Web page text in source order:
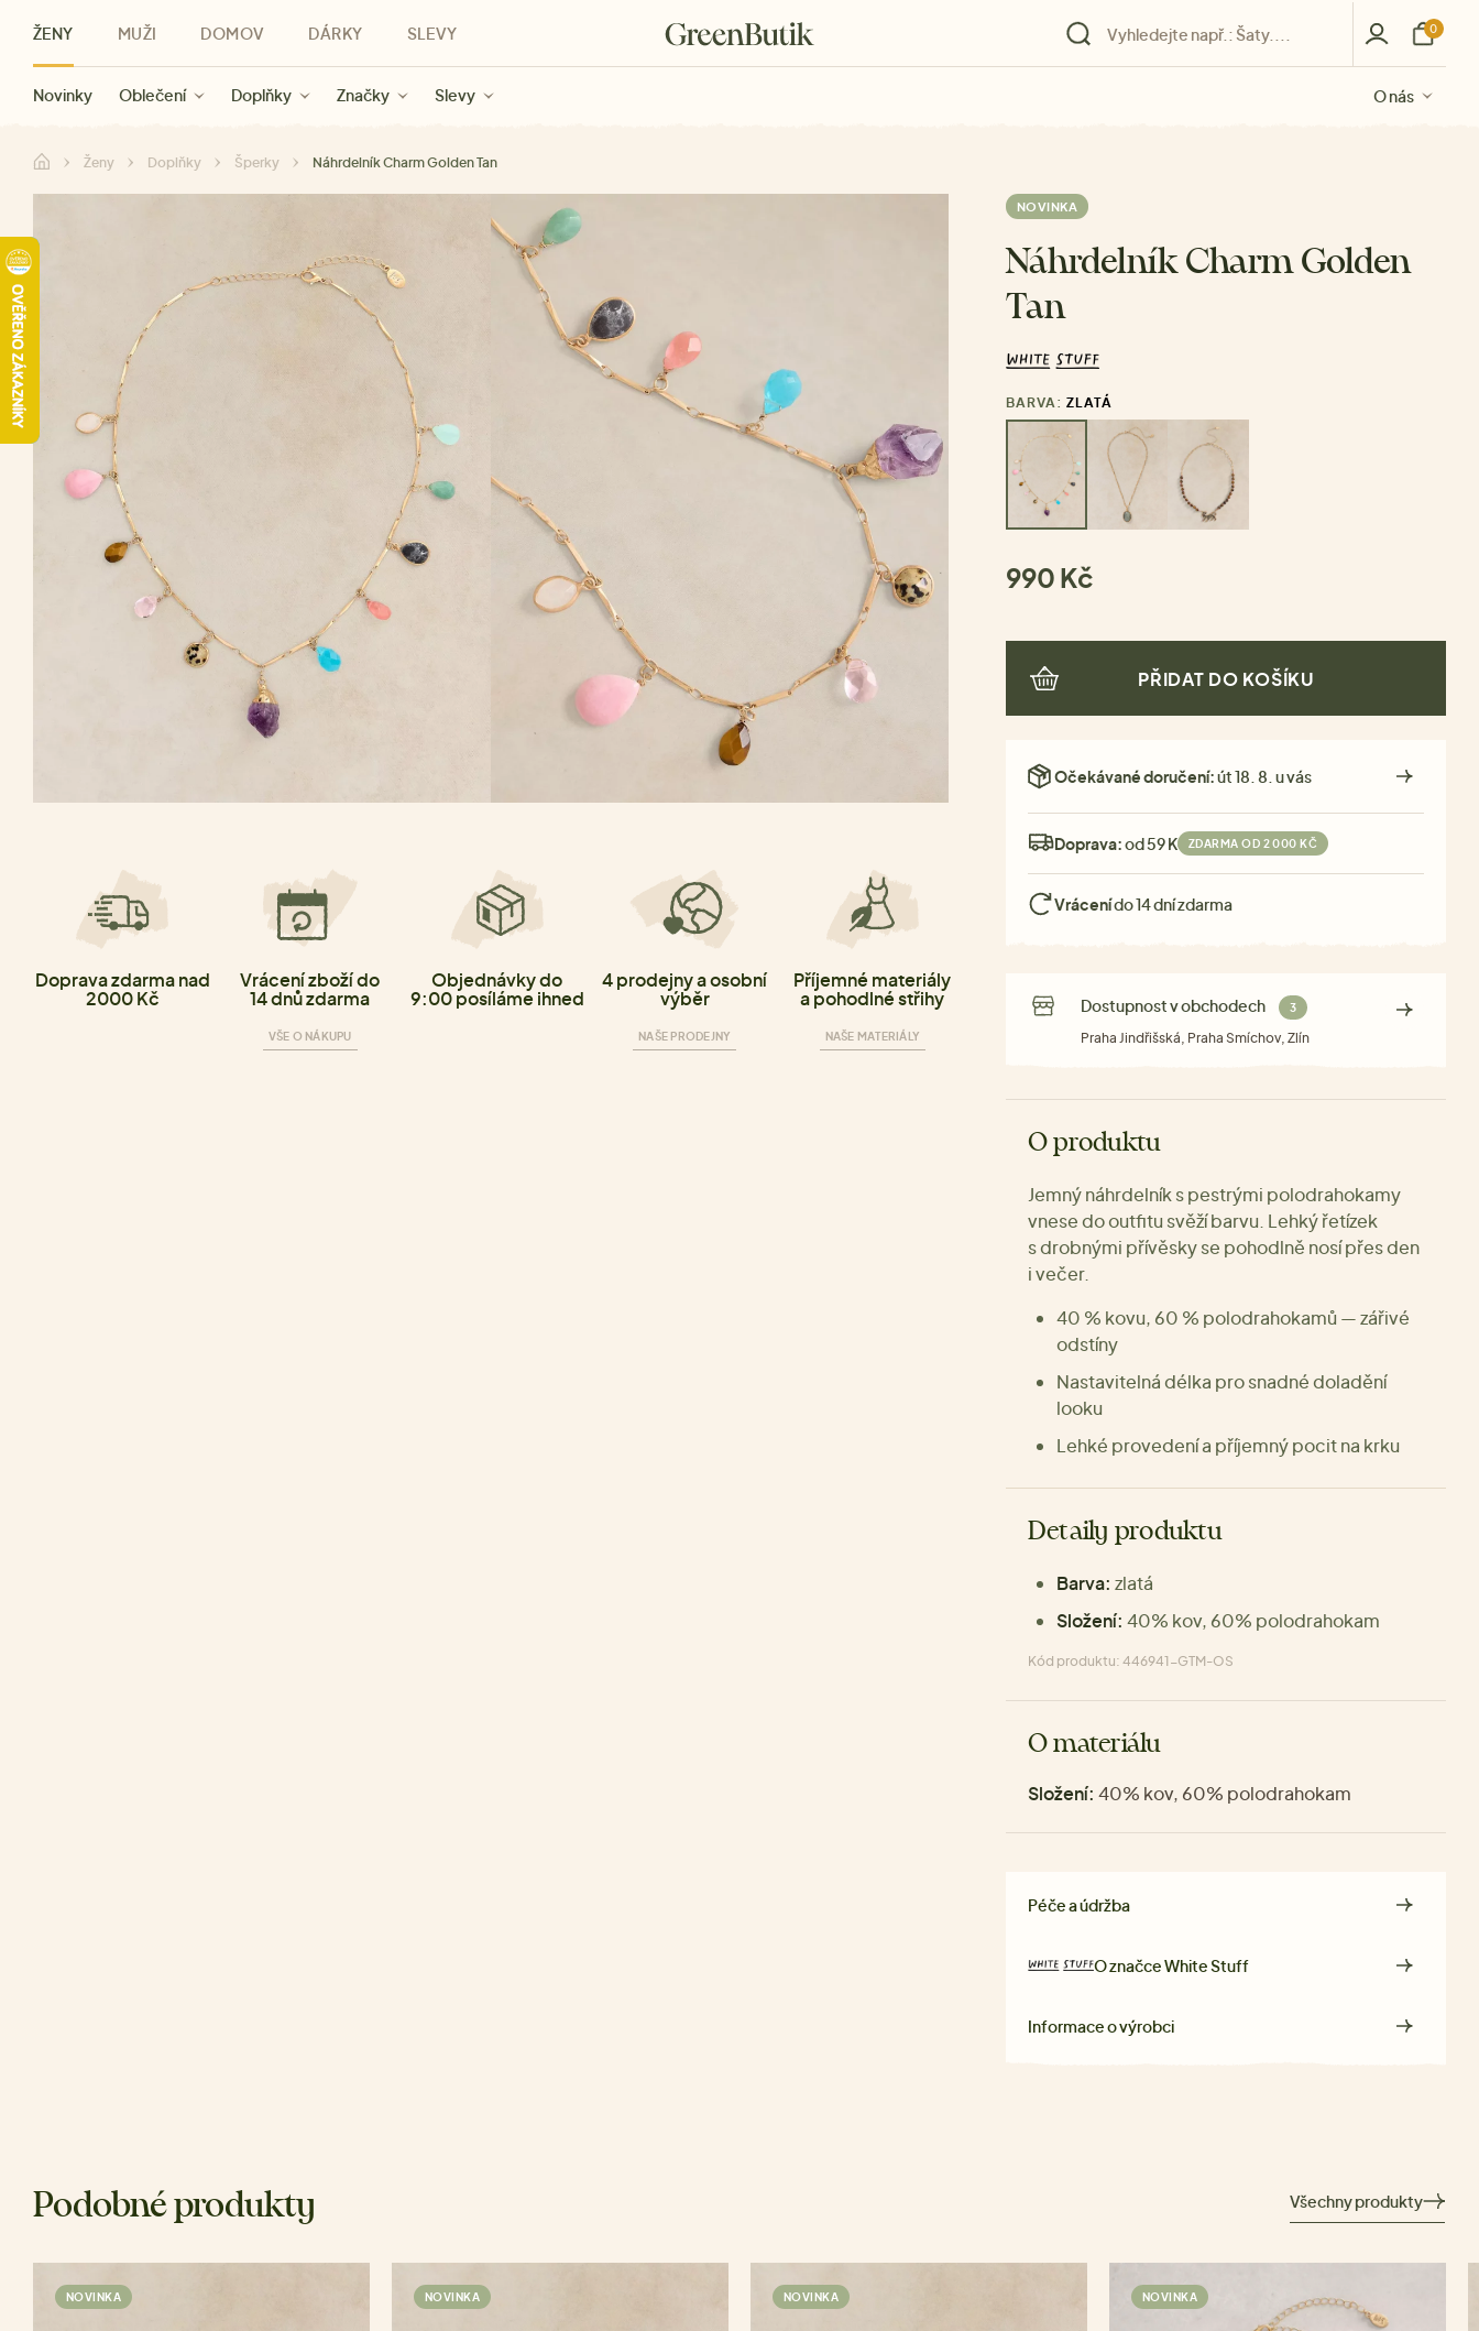
ŽENY
Novinky Oblečení Doplňky Značky Slevy O nás
MUŽI
Novinky Oblečení Značky Slevy O nás
DOMOV
Kategorie Značky Slevy O nás
DÁRKY
Pro ženy Pro muže Pro děti Pro všechny Dárkové poukazy O nás
SLEVY
Slevy ženy Slevy muži O nás
0
Ženy Doplňky Šperky Náhrdelník Charm Golden Tan
Doprava zdarma nad
2000 Kč
Vrácení zboží do
14 dnů zdarma
VŠE O NÁKUPU
Objednávky do
9:00 posíláme ihned
4 prodejny a osobní
výběr
NAŠE PRODEJNY
Příjemné materiály
a pohodlné střihy
NAŠE MATERIÁLY
NOVINKA
Náhrdelník Charm Golden
Tan
BARVA: ZLATÁ
990 Kč
PŘIDAT DO KOŠÍKU
Očekávané doručení:út 18. 8. u vás
Doprava:od 59 Kč ZDARMA OD 2 000 KČ
Vrácenído 14 dní zdarma
Dostupnost v obchodech 3
Praha Jindřišská, Praha Smíchov, Zlín
O produktu
Jemný náhrdelník s pestrými polodrahokamy
vnese do outfitu svěží barvu. Lehký řetízek
s drobnými přívěsky se pohodlně nosí přes den
i večer.
40 % kovu, 60 % polodrahokamů — zářivé
odstíny
Nastavitelná délka pro snadné doladění
looku
Lehké provedení a příjemný pocit na krku
Detaily produktu
Barva: zlatá
Složení: 40% kov, 60% polodrahokam
Kód produktu: 446941-GTM-OS
O materiálu
Složení: 40% kov, 60% polodrahokam
Péče a údržba
O značceWhite Stuff
Informace o výrobci
Podobné produkty Všechny produkty
NOVINKA NOVINKA NOVINKA NOVINKA